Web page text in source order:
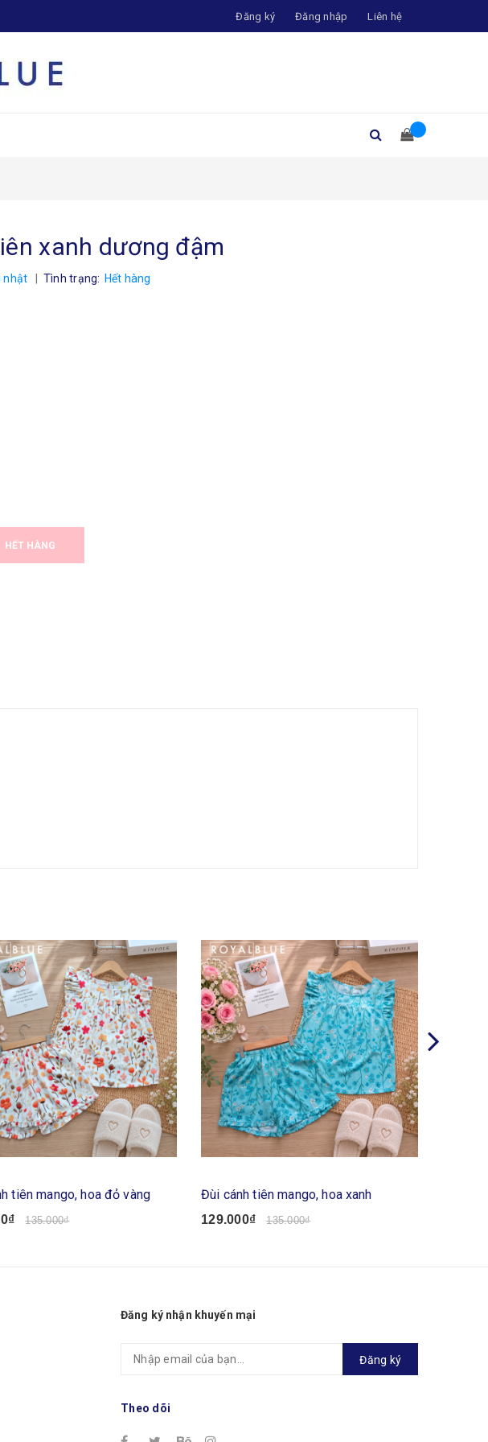
Đăng ký Đăng nhập Liên hệ
xanh dương đậm
nhật Tình trạng: Hết hàng
HẾT HÀNG
tiên mango, hoa đỏ vàng
135.000₫
Đùi cánh tiên mango, hoa xanh
129.000₫ 135.000₫
Đăng ký nhận khuyến mại
Đăng ký
Theo dõi